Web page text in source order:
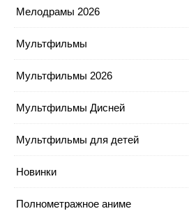
Мелодрамы 2026
Мультфильмы
Мультфильмы 2026
Мультфильмы Дисней
Мультфильмы для детей
Новинки
Полнометражное аниме